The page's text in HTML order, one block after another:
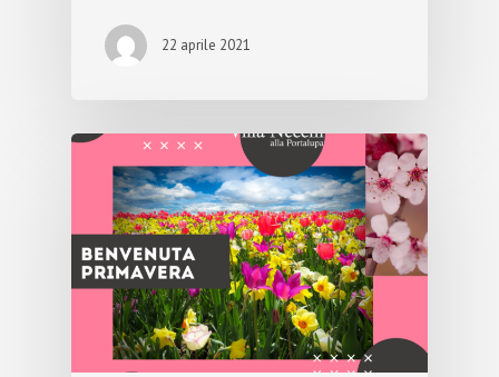
22 aprile 2021